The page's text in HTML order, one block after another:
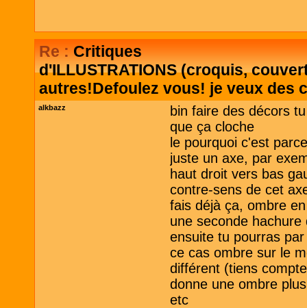
Re :Critiques
d'ILLUSTRATIONS (croquis,
autres!Defoulez vous! je veux des
alkbazz
bin faire des décors
que ça cloche
le pourquoi c'est
juste un axe, par
haut droit vers bas
contre-sens de cet
fais déjà ça, ombre
une seconde
ensuite tu pourras
ce cas ombre sur le
différent (tiens
donne une ombre
etc